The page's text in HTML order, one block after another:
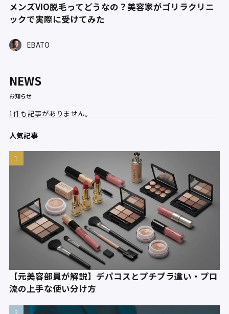
メンズVIO脱毛ってどうなの？美容家がゴリラクリニ
ックで実際に受けてみた
EBATO
NEWS
お知らせ
1件も記事がありません。
人気記事
【元美容部員が解説】デパコスとプチプラ違い・プロ
流の上手な使い分け方